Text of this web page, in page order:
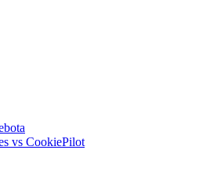
vs CookiePilot